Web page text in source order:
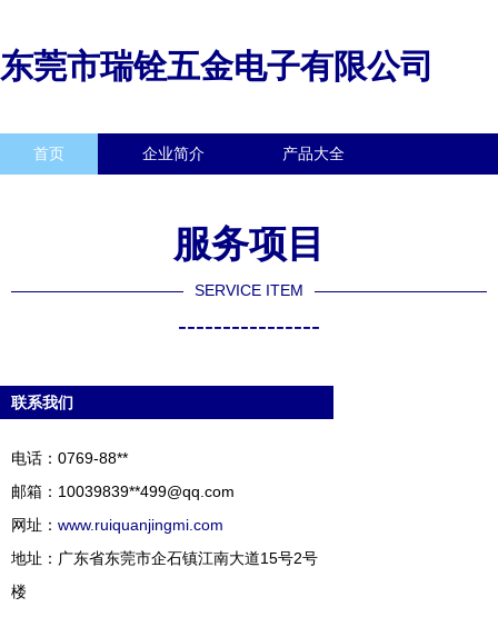
东莞市瑞铨五金电子有限公司
首页 企业简介 产品大全
服务项目
SERVICE ITEM
----------------
联系我们
电话：0769-88**
邮箱：10039839**499@qq.com
网址： www.ruiquanjingmi.com
地址：广东省东莞市企石镇江南大道15号2号
楼